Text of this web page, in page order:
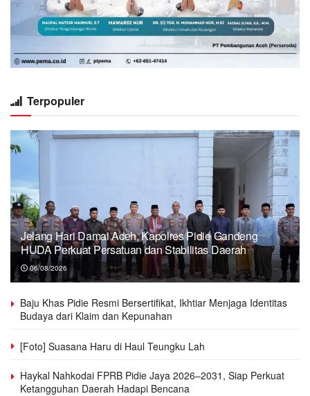
Terpopuler
Jelang Hari Damai Aceh, Kapolres Pidie Gandeng
HUDA Perkuat Persatuan dan Stabilitas Daerah
06/08/2026
Baju Khas Pidie Resmi Bersertifikat, Ikhtiar Menjaga Identitas
Budaya dari Klaim dan Kepunahan
[Foto] Suasana Haru di Haul Teungku Lah
Haykal Nahkodai FPRB Pidie Jaya 2026–2031, Siap Perkuat
Ketangguhan Daerah Hadapi Bencana